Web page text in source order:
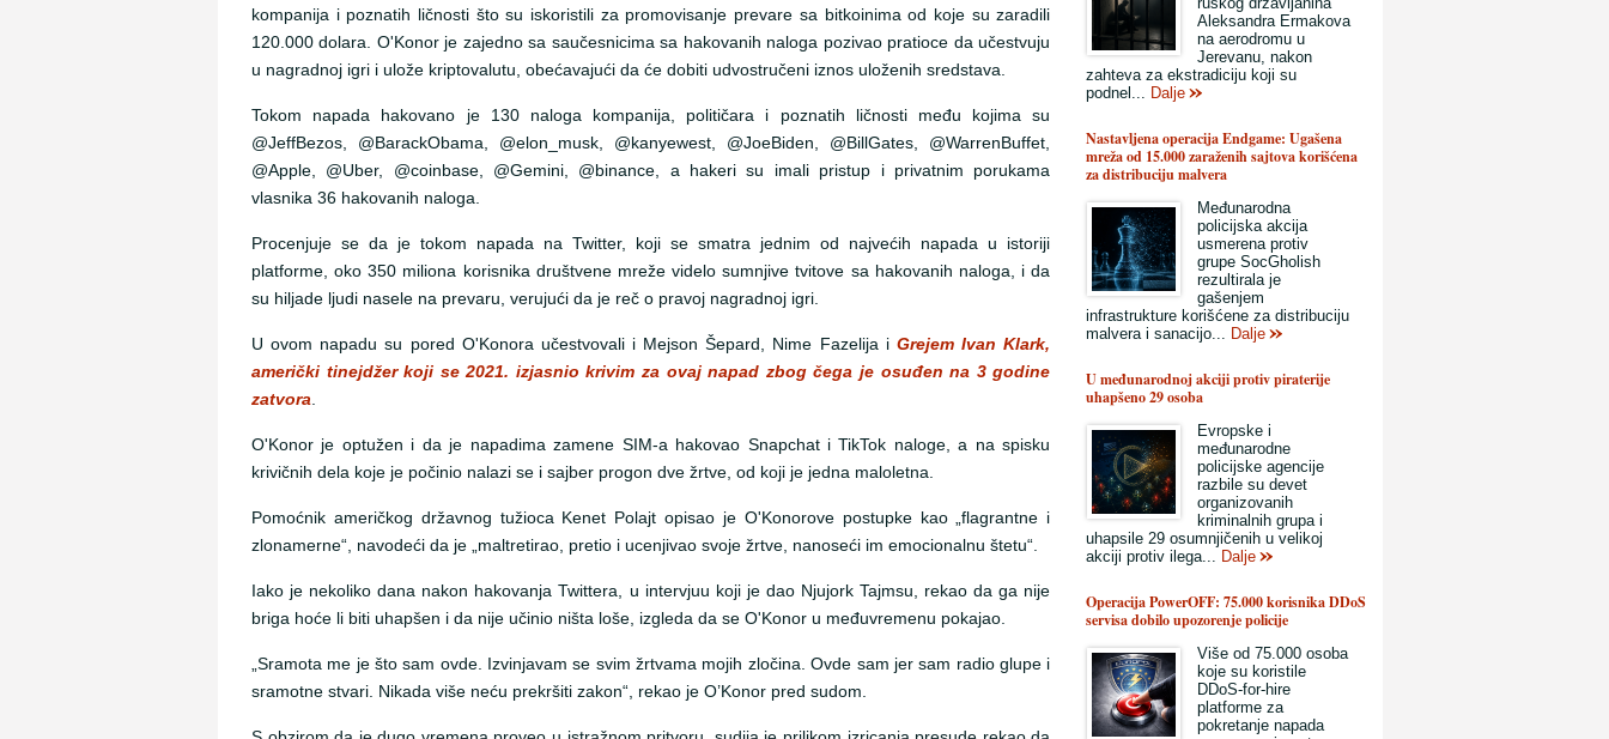
kompanija i poznatih ličnosti što su iskoristili za promovisanje prevare sa bitkoinima od koje su zaradili
120.000 dolara. O'Konor je zajedno sa saučesnicima sa hakovanih naloga pozivao pratioce da učestvuju
u nagradnoj igri i ulože kriptovalutu, obećavajući da će dobiti udvostručeni iznos uloženih sredstava.
Tokom napada hakovano je 130 naloga kompanija, političara i poznatih ličnosti među kojima su
@JeffBezos, @BarackObama, @elon_musk, @kanyewest, @JoeBiden, @BillGates, @WarrenBuffet,
@Apple, @Uber, @coinbase, @Gemini, @binance, a hakeri su imali pristup i privatnim porukama
vlasnika 36 hakovanih naloga.
Procenjuje se da je tokom napada na Twitter, koji se smatra jednim od najvećih napada u istoriji
platforme, oko 350 miliona korisnika društvene mreže videlo sumnjive tvitove sa hakovanih naloga, i da
su hiljade ljudi nasele na prevaru, verujući da je reč o pravoj nagradnoj igri.
U ovom napadu su pored O'Konora učestvovali i Mejson Šepard, Nime Fazelija i Grejem Ivan Klark,
američki tinejdžer koji se 2021. izjasnio krivim za ovaj napad zbog čega je osuđen na 3 godine
zatvora.
O'Konor je optužen i da je napadima zamene SIM-a hakovao Snapchat i TikTok naloge, a na spisku
krivičnih dela koje je počinio nalazi se i sajber progon dve žrtve, od koji je jedna maloletna.
Pomoćnik američkog državnog tužioca Kenet Polajt opisao je O'Konorove postupke kao „flagrantne i
zlonamerne“, navodeći da je „maltretirao, pretio i ucenjivao svoje žrtve, nanoseći im emocionalnu štetu“.
Iako je nekoliko dana nakon hakovanja Twittera, u intervjuu koji je dao Njujork Tajmsu, rekao da ga nije
briga hoće li biti uhapšen i da nije učinio ništa loše, izgleda da se O'Konor u međuvremenu pokajao.
„Sramota me je što sam ovde. Izvinjavam se svim žrtvama mojih zločina. Ovde sam jer sam radio glupe i
sramotne stvari. Nikada više neću prekršiti zakon“, rekao je O’Konor pred sudom.
Aleksandra Ermakova
na aerodromu u
Jerevanu, nakon
zahteva za ekstradiciju koji su
podnel... Dalje
Nastavljena operacija Endgame: Ugašena
mreža od 15.000 zaraženih sajtova korišćena
za distribuciju malvera
Međunarodna
policijska akcija
usmerena protiv
grupe SocGholish
rezultirala je
gašenjem
infrastrukture korišćene za distribuciju
malvera i sanacijo... Dalje
U međunarodnoj akciji protiv piraterije
uhapšeno 29 osoba
Evropske i
međunarodne
policijske agencije
razbile su devet
organizovanih
kriminalnih grupa i
uhapsile 29 osumnjičenih u velikoj
akciji protiv ilega... Dalje
Operacija PowerOFF: 75.000 korisnika DDoS
servisa dobilo upozorenje policije
Više od 75.000 osoba
koje su koristile
DDoS-for-hire
platforme za
pokretanje napada